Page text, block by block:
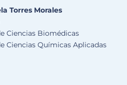
Torres Morales
Ciencias Biomédicas
Ciencias Químicas Aplicadas